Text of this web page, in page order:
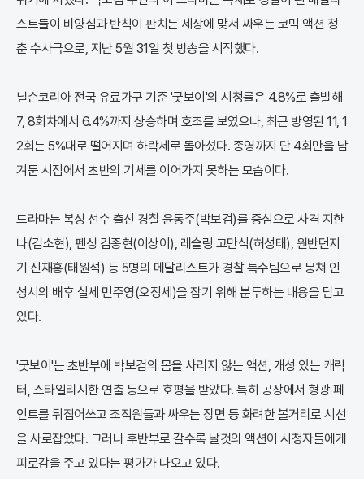
스트들이 비양심과 반칙이 판치는 세상에 맞서 싸우는 코믹 액션 청
춘 수사극으로, 지난 5월 31일 첫 방송을 시작했다.
닐슨코리아 전국 유료가구 기준 '굿보이'의 시청률은 4.8%로 출발해
7, 8회차에서 6.4%까지 상승하며 호조를 보였으나, 최근 방영된 11, 1
2회는 5%대로 떨어지며 하락세로 돌아섰다. 종영까지 단 4회만을 남
겨둔 시점에서 초반의 기세를 이어가지 못하는 모습이다.
드라마는 복싱 선수 출신 경찰 윤동주(박보검)를 중심으로 사격 지한
나(김소현), 펜싱 김종현(이상이), 레슬링 고만식(허성태), 원반던지
기 신재홍(태원석) 등 5명의 메달리스트가 경찰 특수팀으로 뭉쳐 인
성시의 배후 실세 민주영(오정세)을 잡기 위해 분투하는 내용을 담고
있다.
'굿보이'는 초반부에 박보검의 몸을 사리지 않는 액션, 개성 있는 캐릭
터, 스타일리시한 연출 등으로 호평을 받았다. 특히 공장에서 형광 페
인트를 뒤집어쓰고 조직원들과 싸우는 장면 등 화려한 볼거리로 시선
을 사로잡았다. 그러나 후반부로 갈수록 날것의 액션이 시청자들에게
피로감을 주고 있다는 평가가 나오고 있다.